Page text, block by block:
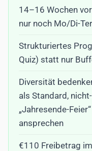
14–16 Wochen
nur noch Mo/Di-
Strukturiertes
Quiz) statt nur
Diversität
als Standard,
„Jahresende-
ansprechen
€110 Freibetrag